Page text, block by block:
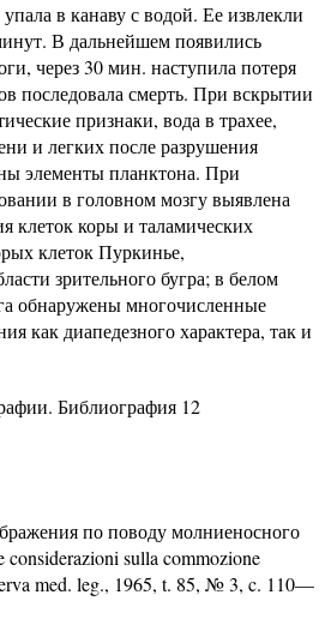
в канаву с водой. Ее извлекли
В дальнейшем появились
через 30 мин. наступила потеря
последовала смерть. При вскрытии
признаки, вода в трахее,
и легких после разрушения
элементы планктона. При
в головном мозгу выявлена
клеток коры и таламических
клеток Пуркинье,
зрительного бугра; в белом
обнаружены многочисленные
как диапедезного характера, так и
Библиография 12
по поводу молниеносного
considerazioni sulla commozione
med. leg., 1965, t. 85, № 3, c. 110—